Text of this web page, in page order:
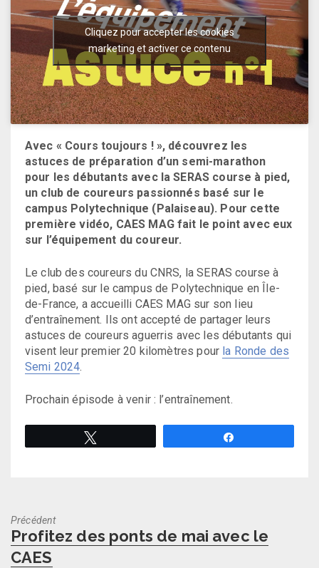
Cliquez pour accepter les cookies
marketing et activer ce contenu
Avec « Cours toujours ! », découvrez les
astuces de préparation d’un semi-marathon
pour les débutants avec la SERAS course à pied,
un club de coureurs passionnés basé sur le
campus Polytechnique (Palaiseau). Pour cette
première vidéo, CAES MAG fait le point avec eux
sur l’équipement du coureur.
Le club des coureurs du CNRS, la SERAS course à
pied, basé sur le campus de Polytechnique en Île-
de-France, a accueilli CAES MAG sur son lieu
d’entraînement. Ils ont accepté de partager leurs
astuces de coureurs aguerris avec les débutants qui
visent leur premier 20 kilomètres pour la Ronde des
Semi 2024.
Prochain épisode à venir : l’entraînement.
Précédent
Previous
post:
Profitez des ponts de mai avec le
CAES